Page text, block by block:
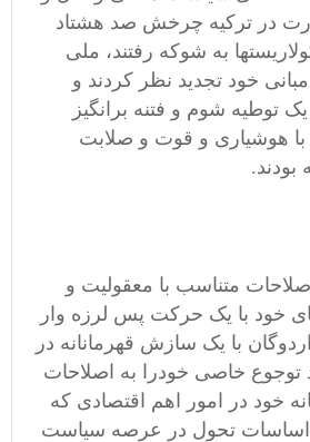
در ترکیه چرخش صد هشتاد
به شوکه رفتند، ملی
خود تجدید نظر کردند و
توطیه شوم و فتنه برانگیز
سال 2003 که با هوشیاری و قوت و صلابت
بودند.
متناسب با معقولیت و
خود با یک حرکت پس لرزه وار
با یک سازش قهرمانانه در
توجوع خاصی خودرا به اصلاحات
خود در امور اهم اقتصادی که
و اساسات تحول در عرصه سیاست